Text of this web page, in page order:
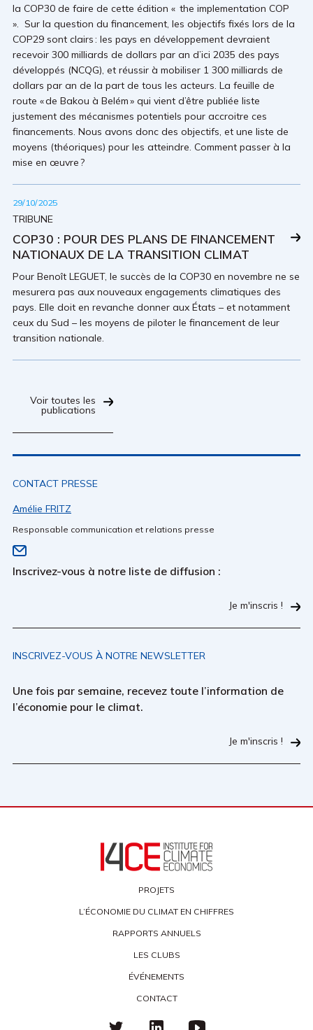
la COP30 de faire de cette édition « the implementation COP
». Sur la question du financement, les objectifs fixés lors de la
COP29 sont clairs : les pays en développement devraient
recevoir 300 milliards de dollars par an d’ici 2035 des pays
développés (NCQG), et réussir à mobiliser 1 300 milliards de
dollars par an de la part de tous les acteurs. La feuille de
route « de Bakou à Belém » qui vient d’être publiée liste
justement des mécanismes potentiels pour accroitre ces
financements. Nous avons donc des objectifs, et une liste de
moyens (théoriques) pour les atteindre. Comment passer à la
mise en œuvre ?
29/10/2025
TRIBUNE
COP30 : POUR DES PLANS DE FINANCEMENT
NATIONAUX DE LA TRANSITION CLIMAT
Pour Benoît LEGUET, le succès de la COP30 en novembre ne se
mesurera pas aux nouveaux engagements climatiques des
pays. Elle doit en revanche donner aux États – et notamment
ceux du Sud – les moyens de piloter le financement de leur
transition nationale.
Voir toutes les
publications
CONTACT PRESSE
Amélie FRITZ
Responsable communication et relations presse
Inscrivez-vous à notre liste de diffusion :
Je m'inscris !
INSCRIVEZ-VOUS À NOTRE NEWSLETTER
Une fois par semaine, recevez toute l’information de
l’économie pour le climat.
Je m'inscris !
PROJETS
L’ÉCONOMIE DU CLIMAT EN CHIFFRES
RAPPORTS ANNUELS
LES CLUBS
ÉVÉNEMENTS
CONTACT